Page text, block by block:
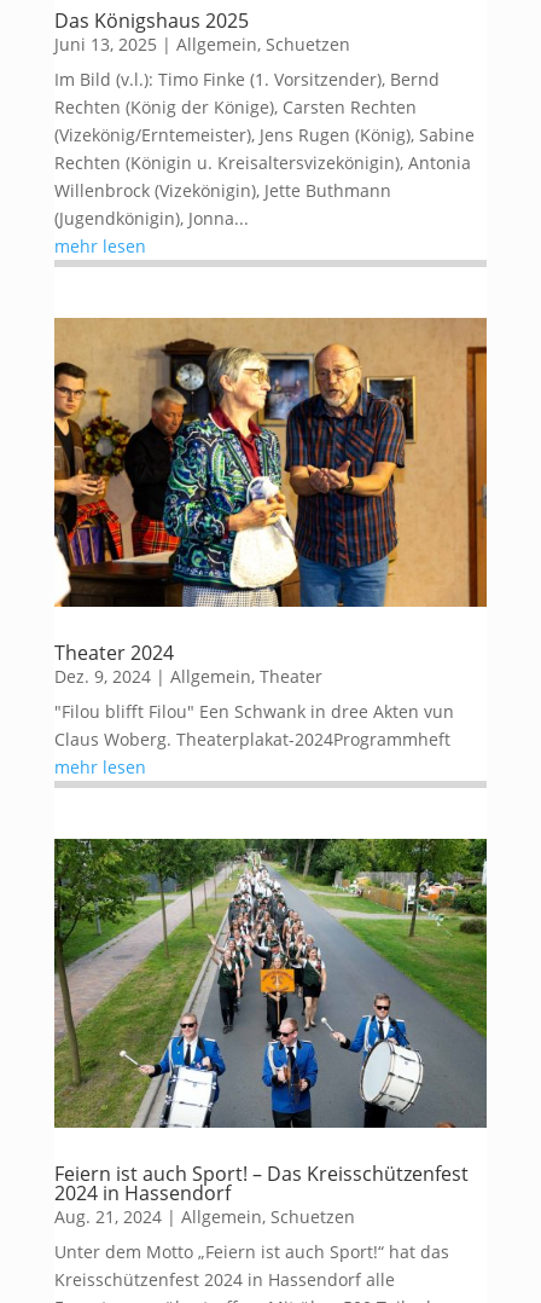
Das Königshaus 2025
Juni 13, 2025 | Allgemein, Schuetzen
Im Bild (v.l.): Timo Finke (1. Vorsitzender), Bernd
Rechten (König der Könige), Carsten Rechten
(Vizekönig/Erntemeister), Jens Rugen (König), Sabine
Rechten (Königin u. Kreisaltersvizekönigin), Antonia
Willenbrock (Vizekönigin), Jette Buthmann
(Jugendkönigin), Jonna...
mehr lesen
Theater 2024
Dez. 9, 2024| Allgemein, Theater
"Filou blifft Filou" Een Schwank in dree Akten vun
Claus Woberg. Theaterplakat-2024Programmheft
mehr lesen
Feiern ist auch Sport! – Das Kreisschützenfest
2024 in Hassendorf
Aug. 21, 2024| Allgemein, Schuetzen
Unter dem Motto „Feiern ist auch Sport!“ hat das
Kreisschützenfest 2024 in Hassendorf alle